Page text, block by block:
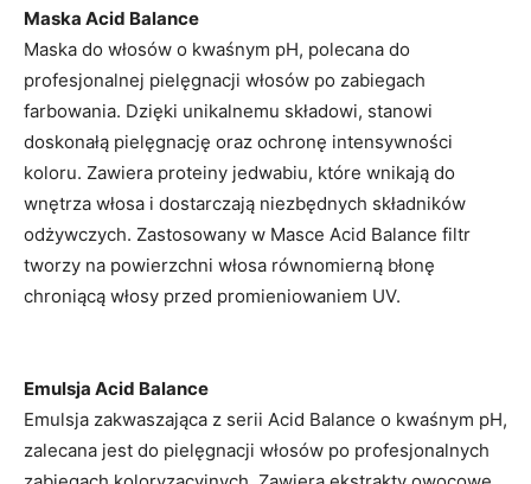
Maska Acid Balance
Maska do włosów o kwaśnym pH, polecana do
profesjonalnej pielęgnacji włosów po zabiegach
farbowania. Dzięki unikalnemu składowi, stanowi
doskonałą pielęgnację oraz ochronę intensywności
koloru. Zawiera proteiny jedwabiu, które wnikają do
wnętrza włosa i dostarczają niezbędnych składników
odżywczych. Zastosowany w Masce Acid Balance filtr
tworzy na powierzchni włosa równomierną błonę
chroniącą włosy przed promieniowaniem UV.
Emulsja Acid Balance
Emulsja zakwaszająca z serii Acid Balance o kwaśnym pH,
zalecana jest do pielęgnacji włosów po profesjonalnych